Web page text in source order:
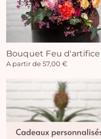
Bouquet Feu d'artifice
A partir de 57,00 €